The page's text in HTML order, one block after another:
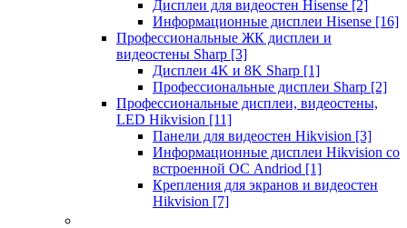
Дисплеи для видеостен Hisense [2]
Информационные дисплеи Hisense [16]
Профессиональные ЖК дисплеи и
видеостены Sharp [3]
Дисплеи 4K и 8K Sharp [1]
Профессиональные дисплеи Sharp [2]
Профессиональные дисплеи, видеостены,
LED Hikvision [11]
Панели для видеостен Hikvision [3]
Информационные дисплеи Hikvision со
встроенной ОС Andriod [1]
Крепления для экранов и видеостен
Hikvision [7]